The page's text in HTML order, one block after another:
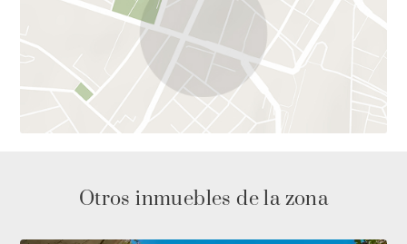
Otros inmuebles de la zona